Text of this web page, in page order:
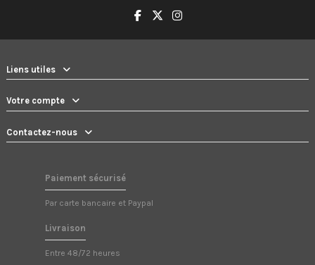
Liens utiles
Votre compte
Contactez-nous
Paiement sécurisé
Par carte bancaire et Paypal
Livraison
Entre 48/72 heures